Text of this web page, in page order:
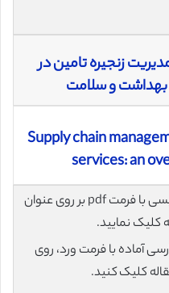
زنجیره تامین در
و سلامت
Supply chain
services: an
برای دانلود رایگان مقاله انگلیسی با فرمت pdf بر روی عنوان
کلیک نمایید.
آماده با فرمت ورد، روی
کلیک کنید.